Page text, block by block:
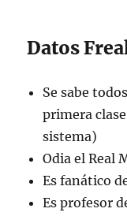
Datos
Se sabe
primera
sistema)
Odia el Real
Es fanático
Es profesor